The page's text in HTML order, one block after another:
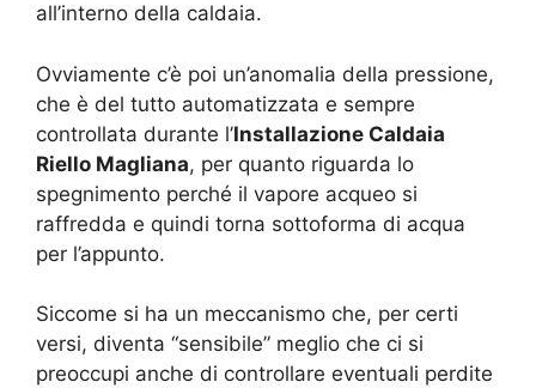
all’interno della caldaia.
Ovviamente c’è poi un’anomalia della pressione,
che è del tutto automatizzata e sempre
controllata durante l’Installazione Caldaia
Riello Magliana, per quanto riguarda lo
spegnimento perché il vapore acqueo si
raffredda e quindi torna sottoforma di acqua
per l’appunto.
Siccome si ha un meccanismo che, per certi
versi, diventa “sensibile” meglio che ci si
preoccupi anche di controllare eventuali perdite